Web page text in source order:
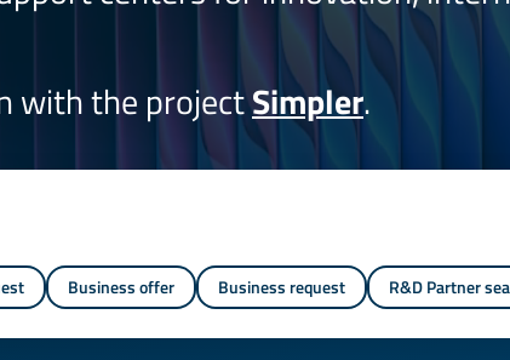
with the projectSimpler.
Business offer Business request R&D Partner